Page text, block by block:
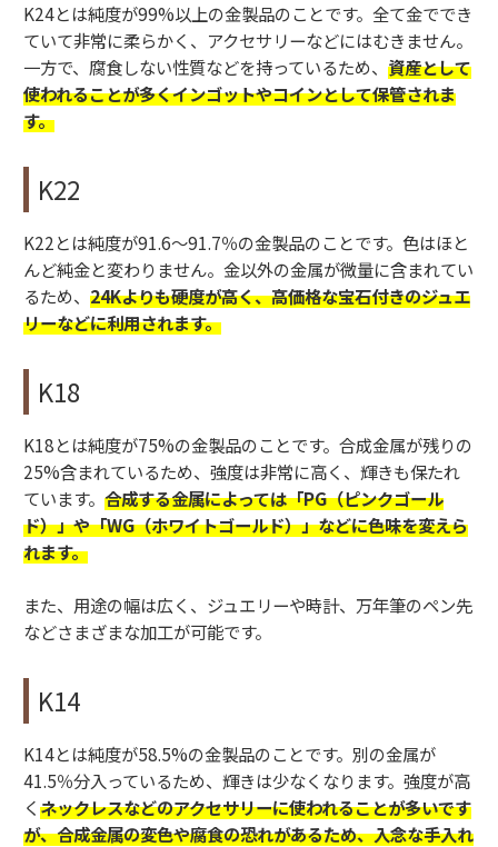
K24とは純度が99%以上の金製品のことです。全て金ででき
ていて非常に柔らかく、アクセサリーなどにはむきません。
一方で、腐食しない性質などを持っているため、 資産として
使われることが多くインゴットやコインとして保管されま
す。
K22
K22とは純度が91.6～91.7％の金製品のことです。色はほと
んど純金と変わりません。金以外の金属が微量に含まれてい
るため、 24Kよりも硬度が高く、高価格な宝石付きのジュエ
リーなどに利用されます。
K18
K18とは純度が75%の金製品のことです。合成金属が残りの
25%含まれているため、強度は非常に高く、輝きも保たれ
ています。 合成する金属によっては「PG（ピンクゴール
ド）」や「WG（ホワイトゴールド）」などに色味を変えら
れます。
また、用途の幅は広く、ジュエリーや時計、万年筆のペン先
などさまざまな加工が可能です。
K14
K14とは純度が58.5%の金製品のことです。別の金属が
41.5％分入っているため、輝きは少なくなります。強度が高
くネックレスなどのアクセサリーに使われることが多いです
が、合成金属の変色や腐食の恐れがあるため、入念な手入れ